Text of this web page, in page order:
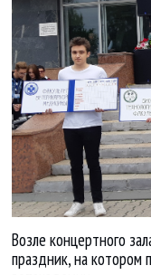
Возле концертного
праздник, на котором